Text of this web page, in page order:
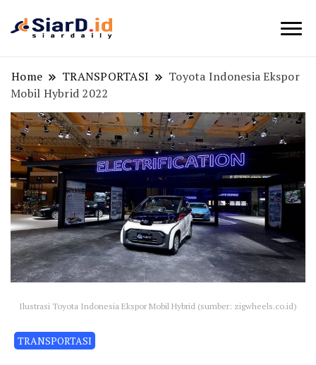
Home TRANSPORTASI
Toyota Indonesia Ekspor
Mobil Hybrid 2022
Ilustrasi Toyota Indonesia Ekspor Mobil Hybrid (sumber: zigwheels.co.id)
TRANSPORTASI